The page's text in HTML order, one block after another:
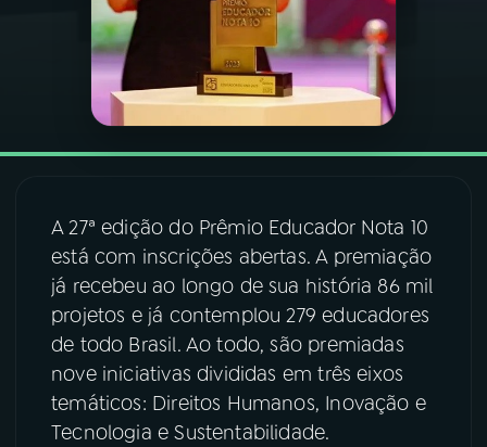
PROGRAMAS
PODCASTS
06VIDEOCASTS
07ÚLTIMAS
08FESTIVAL DE MÚSICA
ACOMPANHE A RÁDIO NACIONAL
YouTube Facebook
A 27ª edição do Prêmio Educador Nota 10
está com inscrições abertas. A premiação
já recebeu ao longo de sua história 86 mil
projetos e já contemplou 279 educadores
de todo Brasil. Ao todo, são premiadas
nove iniciativas divididas em três eixos
temáticos: Direitos Humanos, Inovação e
Tecnologia e Sustentabilidade.